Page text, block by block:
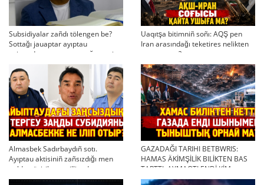
Subsidiyalar zañdı tölengen be?
Sottağı jauaptar ayıptau
twjırımdarın qayta qarauğa negiz
bola ala ma?
Uaqıtşa bitimniñ soñı: AQŞ pen
Iran arasındağı teketires nelikten
qayta uşıqtı?
Almasbek Sadırbaydıñ sotı.
Ayıptau aktisiniñ zañsızdığı men
qoldan ösirilgen milliondar
GAZADAĞI TARIHI BETBWRIS:
HAMAS ÄKİMŞİLİK BILİKTEN BAS
TARTTI. AYMAQTI ENDİ KİM
BASQARADI?